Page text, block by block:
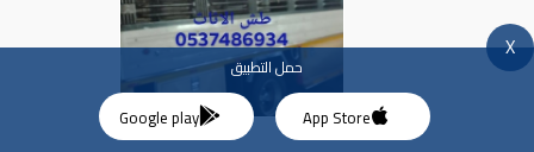
X
حمل التطبيق
App Store
Google play